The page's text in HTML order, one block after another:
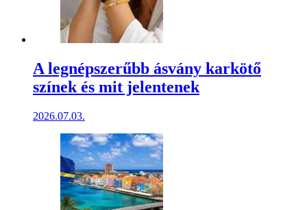
A legnépszerűbb ásvány karkötő
színek és mit jelentenek
2026.07.03.